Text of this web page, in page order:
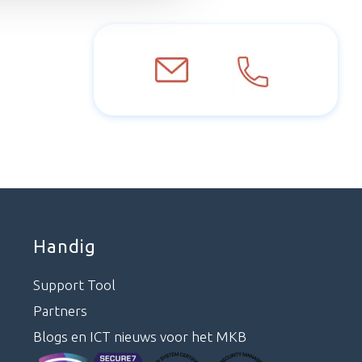
Handig
Support Tool
Partners
Blogs en ICT nieuws voor het MKB